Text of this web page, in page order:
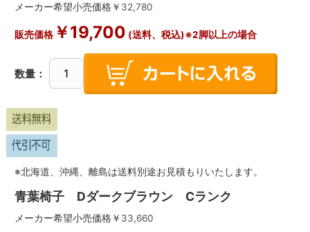
メーカー希望小売価格￥ 32,780
販売価格￥19,700 (送料、税込)※2脚以上の場合
数量：
※北海道、沖縄、離島は送料別途お見積もりいたします。
青葉椅子 Dダークブラウン Cランク
メーカー希望小売価格￥ 33,660